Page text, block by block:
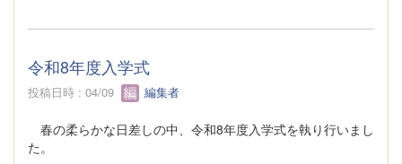
令和8年度入学式
投稿日時 : 04/09 編集者
春の柔らかな日差しの中、令和8年度入学式を執り行いまし
た。